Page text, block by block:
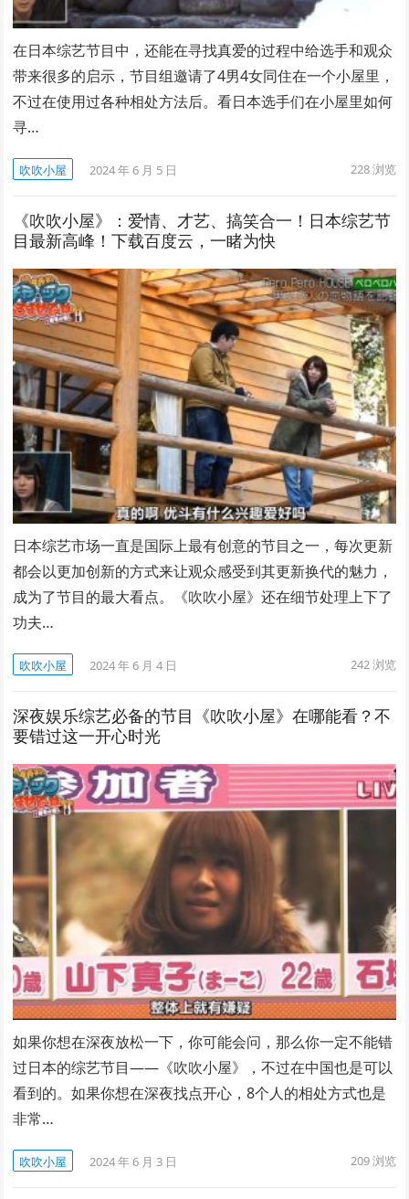
在日本综艺节目中，还能在寻找真爱的过程中给选手和观众
带来很多的启示，节目组邀请了4男4女同住在一个小屋里，
不过在使用过各种相处方法后。看日本选手们在小屋里如何
寻…
吹吹小屋 2024 年 6 月 5 日 228浏览
《吹吹小屋》：爱情、才艺、搞笑合一！日本综艺节
目最新高峰！下载百度云，一睹为快
日本综艺市场一直是国际上最有创意的节目之一，每次更新
都会以更加创新的方式来让观众感受到其更新换代的魅力，
成为了节目的最大看点。《吹吹小屋》还在细节处理上下了
功夫…
吹吹小屋 2024 年 6 月 4 日 242浏览
深夜娱乐综艺必备的节目《吹吹小屋》在哪能看？不
要错过这一开心时光
如果你想在深夜放松一下，你可能会问，那么你一定不能错
过日本的综艺节目——《吹吹小屋》，不过在中国也是可以
看到的。如果你想在深夜找点开心，8个人的相处方式也是
非常…
吹吹小屋 2024 年 6 月 3 日 209浏览